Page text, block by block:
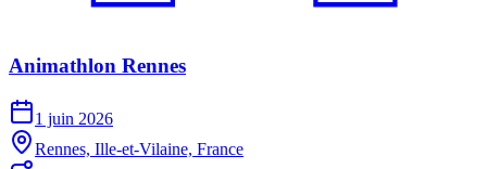
Animathlon Rennes
1 juin 2026
Rennes, Ille-et-Vilaine, France